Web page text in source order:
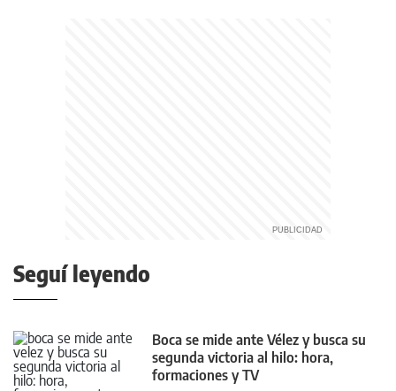
Seguí leyendo
Boca se mide ante Vélez y busca su
segunda victoria al hilo: hora,
formaciones y TV